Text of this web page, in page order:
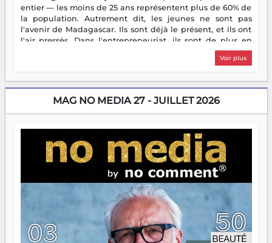
entier — les moins de 25 ans représentent plus de 60% de
la population. Autrement dit, les jeunes ne sont pas
l'avenir de Madagascar. Ils sont déjà le présent, et ils ont
l'air pressés. Dans l'entrepreneuriat, ils sont de plus en
plus nombreux à se lancer, à créer, à risquer — souvent
sans filet, souvent sans aide, mais toujours avec cette
dorment vraiment la nuit. En culture, les nouvelles sont
encore meilleures. Aina Rasamoelina vient de décrocher le
Prix RFI Instrumental Afrique. Miangaly Elia rafle le Prix
jeunes qui tiennent la torche. Alors oui, on pourrait
s'arrêter là, applaudir et rentrer chez soi satisfait. Mais ce
serait passer à côté d'une chose essentielle. La fougue, ça
brûle fort — et parfois, ça brûle vite. Une flamme sans
direction peut éclairer autant qu'elle peut consumer. C'est
là que les aînés entrent en scène — pas pour reprendre le
gouvernail, mais pour montrer où sont les récifs. Les jeunes
ont la force, les vieux ont l'expérience, comme on dit. Ce
n'est pas un combat de générations — c'est une question
d'équipage. Partagez vos réussites, mais aussi vos échecs.
Surtout vos échecs, d'ailleurs — ils enseignent mieux que
Voir plus
MAG NO MEDIA 27 - JUILLET 2026